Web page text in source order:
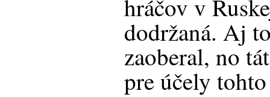
hráčov v
dodržaná. Aj
zaoberal, no
pre účely